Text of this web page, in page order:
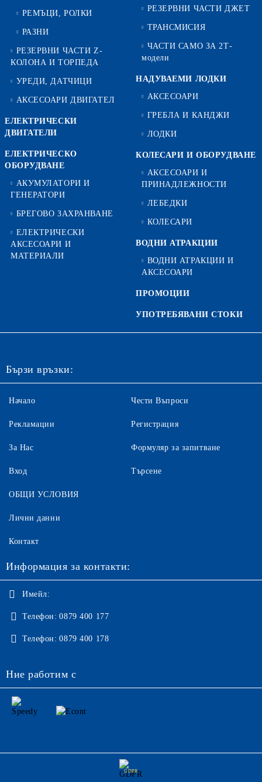
РЕМЪЦИ, РОЛКИ
РАЗНИ
РЕЗЕРВНИ ЧАСТИ Z-
КОЛОНА И ТОРПЕДА
УРЕДИ, ДАТЧИЦИ
АКСЕСОАРИ ДВИГАТЕЛ
ЕЛЕКТРИЧЕСКИ
ДВИГАТЕЛИ
ЕЛЕКТРИЧЕСКО
ОБОРУДВАНЕ
АКУМУЛАТОРИ И
ГЕНЕРАТОРИ
БРЕГОВО ЗАХРАНВАНЕ
ЕЛЕКТРИЧЕСКИ
АКСЕСОАРИ И
МАТЕРИАЛИ
РЕЗЕРВНИ ЧАСТИ ДЖЕТ
ТРАНСМИСИЯ
ЧАСТИ САМО ЗА 2Т-
модели
НАДУВАЕМИ ЛОДКИ
АКСЕСОАРИ
ГРЕБЛА И КАНДЖИ
ЛОДКИ
КОЛЕСАРИ И ОБОРУДВАНЕ
АКСЕСОАРИ И
ПРИНАДЛЕЖНОСТИ
ЛЕБЕДКИ
КОЛЕСАРИ
ВОДНИ АТРАКЦИИ
ВОДНИ АТРАКЦИИ И
АКСЕСОАРИ
ПРОМОЦИИ
УПОТРЕБЯВАНИ СТОКИ
Бързи връзки:
Начало
Рекламации
За Нас
Вход
Чести Въпроси
Регистрация
Формуляр за запитване
Търсене
ОБЩИ УСЛОВИЯ
Лични данни
Контакт
Информация за контакти:
Имейл:
Телефон: 0879 400 177
Телефон: 0879 400 178
Ние работим с
GDPR